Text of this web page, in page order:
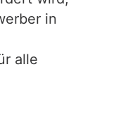
in
alle